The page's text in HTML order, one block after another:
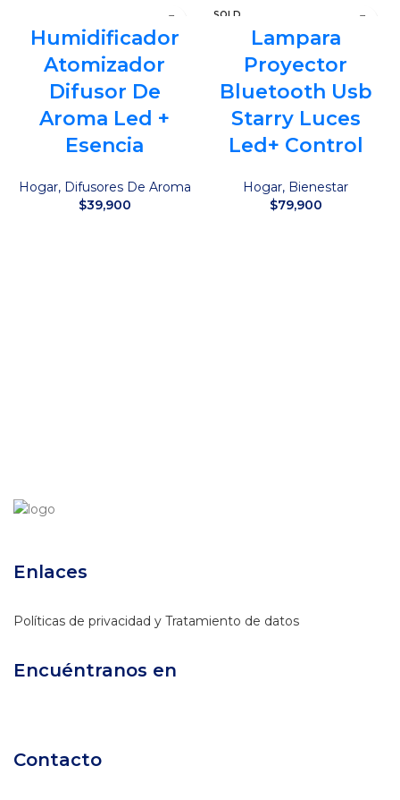
Humidificador
Atomizador
Difusor De
Aroma Led +
Esencia
Hogar, Difusores De Aroma
$39,900
SOLD
Lampara
Proyector
Bluetooth Usb
Starry Luces
Led+ Control
Hogar, Bienestar
$79,900
Enlaces
Políticas de privacidad y Tratamiento de datos
Encuéntranos en
Contacto